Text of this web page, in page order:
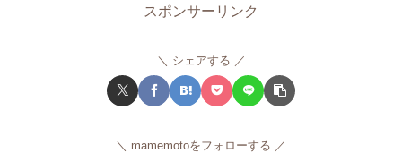
スポンサーリンク
シェアする
mamemotoをフォローする